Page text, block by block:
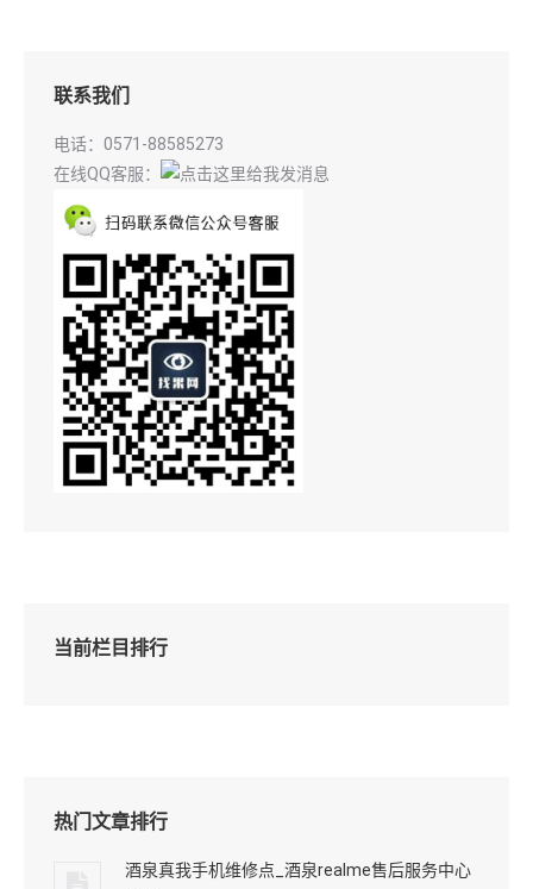
联系我们
电话：0571-88585273
在线QQ客服：
当前栏目排行
热门文章排行
酒泉真我手机维修点_酒泉realme售后服务中心